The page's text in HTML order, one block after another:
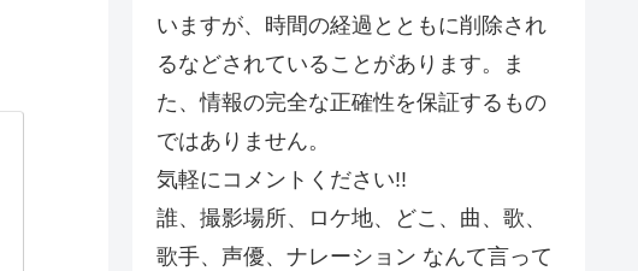
いますが、時間の経過とともに削除され
るなどされていることがあります。ま
た、情報の完全な正確性を保証するもの
ではありません。
気軽にコメントください!!
誰、撮影場所、ロケ地、どこ、曲、歌、
歌手、声優、ナレーション なんて言って